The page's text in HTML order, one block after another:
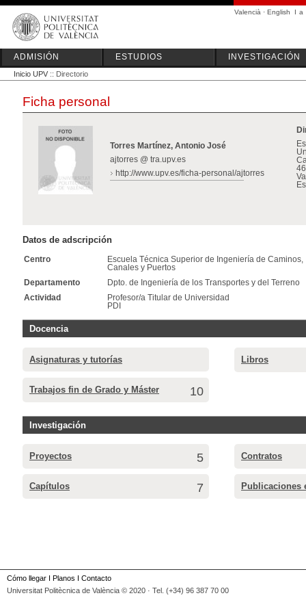
Valencià · English I a
ADMISIÓN ESTUDIOS INVESTIGACIÓN
Inicio UPV :: Directorio
Ficha personal
Torres Martínez, Antonio José
ajtorres @ tra.upv.es
http://www.upv.es/ficha-personal/ajtorres
Datos de adscripción
Centro
Escuela Técnica Superior de Ingeniería de Caminos,
Canales y Puertos
Departamento
Dpto. de Ingeniería de los Transportes y del Terreno
Actividad
Profesor/a Titular de Universidad
PDI
Docencia
Asignaturas y tutorías Libros
Trabajos fin de Grado y Máster 10
Investigación
Proyectos 5 Contratos
Capítulos 7 Publicaciones
Cómo llegar I Planos I Contacto
Universitat Politècnica de València © 2020 · Tel. (+34) 96 387 70 00